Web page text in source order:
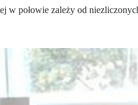
w połowie zależy od